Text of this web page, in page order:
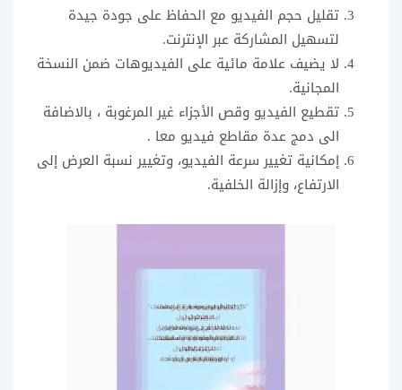
تقليل حجم الفيديو مع الحفاظ على جودة جيدة
لتسهيل المشاركة عبر الإنترنت.
لا يضيف علامة مائية على الفيديوهات ضمن النسخة
المجانية.
تقطيع الفيديو وقص الأجزاء غير المرغوبة ، بالاضافة
الى دمج عدة مقاطع فيديو معا .
إمكانية تغيير سرعة الفيديو، وتغيير نسبة العرض إلى
الارتفاع، وإزالة الخلفية.